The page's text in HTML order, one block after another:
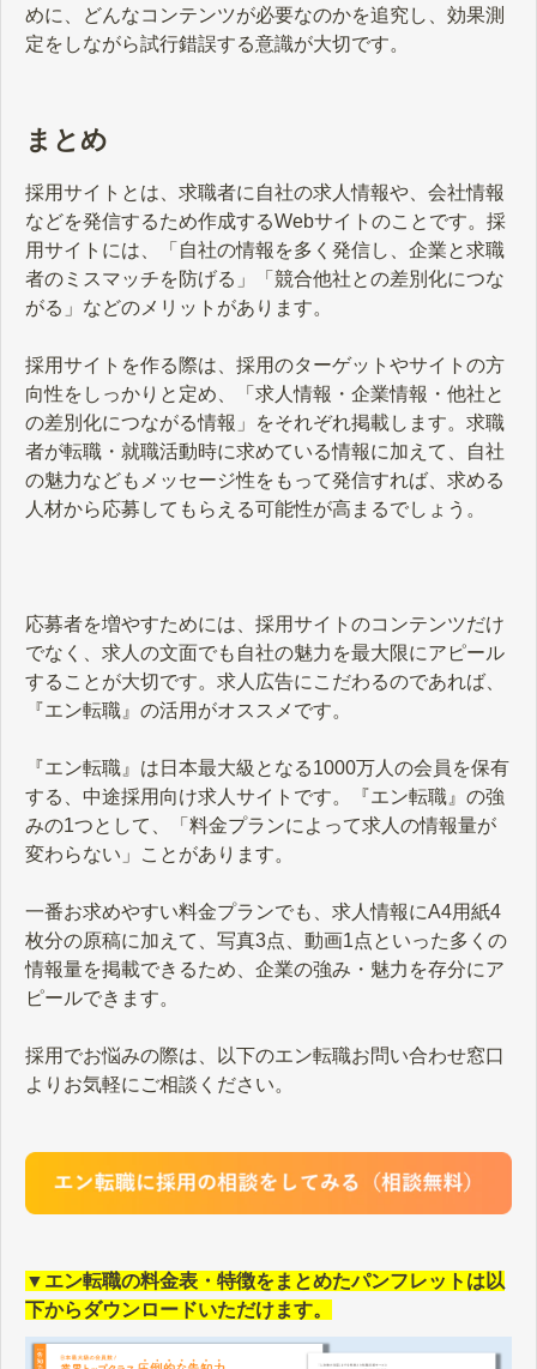
めに、どんなコンテンツが必要なのかを追究し、効果測
定をしながら試行錯誤する意識が大切です。
まとめ
採用サイトとは、求職者に自社の求人情報や、会社情報
などを発信するため作成するWebサイトのことです。採
用サイトには、「自社の情報を多く発信し、企業と求職
者のミスマッチを防げる」「競合他社との差別化につな
がる」などのメリットがあります。
採用サイトを作る際は、採用のターゲットやサイトの方
向性をしっかりと定め、「求人情報・企業情報・他社と
の差別化につながる情報」をそれぞれ掲載します。求職
者が転職・就職活動時に求めている情報に加えて、自社
の魅力などもメッセージ性をもって発信すれば、求める
人材から応募してもらえる可能性が高まるでしょう。
応募者を増やすためには、採用サイトのコンテンツだけ
でなく、求人の文面でも自社の魅力を最大限にアピール
することが大切です。求人広告にこだわるのであれば、
『エン転職』の活用がオススメです。
『エン転職』は日本最大級となる1000万人の会員を保有
する、中途採用向け求人サイトです。『エン転職』の強
みの1つとして、「料金プランによって求人の情報量が
変わらない」ことがあります。
一番お求めやすい料金プランでも、求人情報にA4用紙4
枚分の原稿に加えて、写真3点、動画1点といった多くの
情報量を掲載できるため、企業の強み・魅力を存分にア
ピールできます。
採用でお悩みの際は、以下のエン転職お問い合わせ窓口
よりお気軽にご相談ください。
▼エン転職の料金表・特徴をまとめたパンフレットは以
下からダウンロードいただけます。